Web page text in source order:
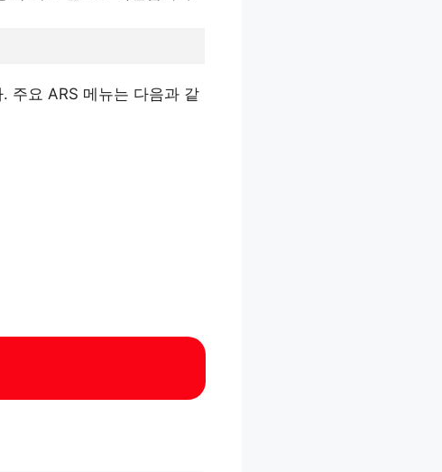
주요 ARS 메뉴는 다음과 같